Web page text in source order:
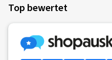
Top bewertet